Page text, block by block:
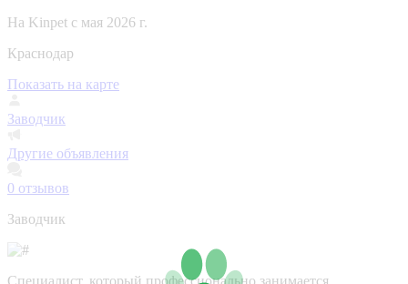
На Kinpet c мая 2026 г.
Краснодар
Показать на карте
Заводчик
Другие объявления
0 отзывов
Заводчик
Специалист, который профессионально занимается